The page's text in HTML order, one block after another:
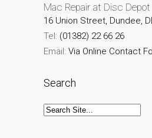
Air
Mac Repair at Disc
16 Union Street, Dundee,
Tel: (01382) 22 66 26
Email: Via Online Contact
Search